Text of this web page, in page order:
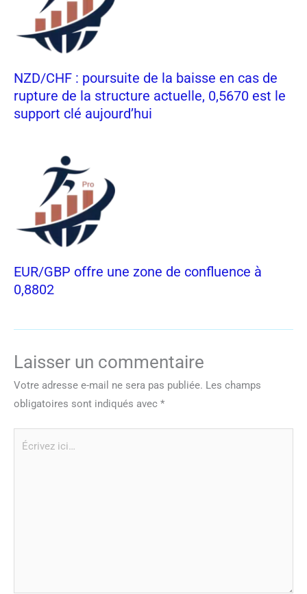
NZD/CHF : poursuite de la baisse en cas de
rupture de la structure actuelle, 0,5670 est le
support clé aujourd’hui
EUR/GBP offre une zone de confluence à
0,8802
Laisser un commentaire
Votre adresse e-mail ne sera pas publiée. Les champs
obligatoires sont indiqués avec *